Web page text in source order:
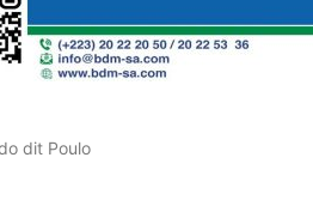
dit Poulo